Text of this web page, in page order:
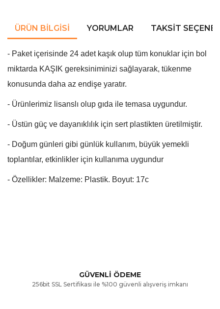
ÜRÜN BILGISI YORUMLAR TAKSIT
- Paket içerisinde 24 adet kaşık olup tüm konuklar için bol
miktarda KAŞIK gereksiniminizi sağlayarak, tükenme
konusunda daha az endişe yaratır.
- Ürünlerimiz lisanslı olup gıda ile temasa uygundur.
- Üstün güç ve dayanıklılık için sert plastikten üretilmiştir.
- Doğum günleri gibi günlük kullanım, büyük yemekli
toplantılar, etkinlikler için kullanıma uygundur
- Özellikler: Malzeme: Plastik. Boyut: 17c
Ürün resmi kalitesiz, bozuk veya görüntülenemiyor.
GÜVENLİ ÖDEME
256bit SSL Sertifikası ile %100 güvenli alışveriş imkanı